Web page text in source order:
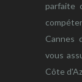
parfaite
Cannes
vous
Côte